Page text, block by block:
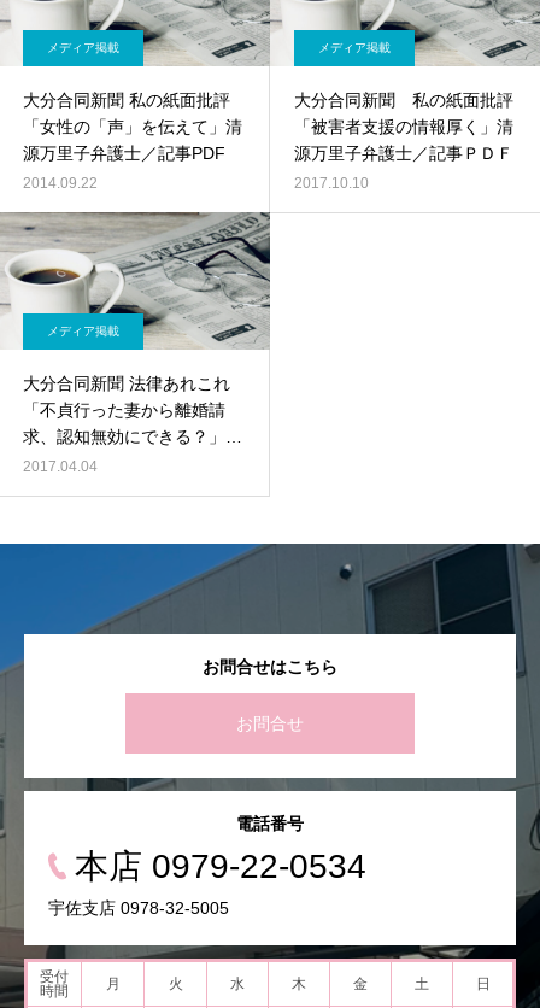
メディア掲載
大分合同新聞 私の紙面批評
「女性の「声」を伝えて」清
源万里子弁護士／記事PDF
2014.09.22
メディア掲載
大分合同新聞 私の紙面批評
「被害者支援の情報厚く」清
源万里子弁護士／記事ＰＤＦ
2017.10.10
メディア掲載
大分合同新聞 法律あれこれ
「不貞行った妻から離婚請
求、認知無効にできる？」
清源万里子弁護士／記事PDF
2017.04.04
お問合せはこちら
お問合せ
電話番号
本店 0979-22-0534
宇佐支店 0978-32-5005
受付
時間
月 火 水 木 金 土 日